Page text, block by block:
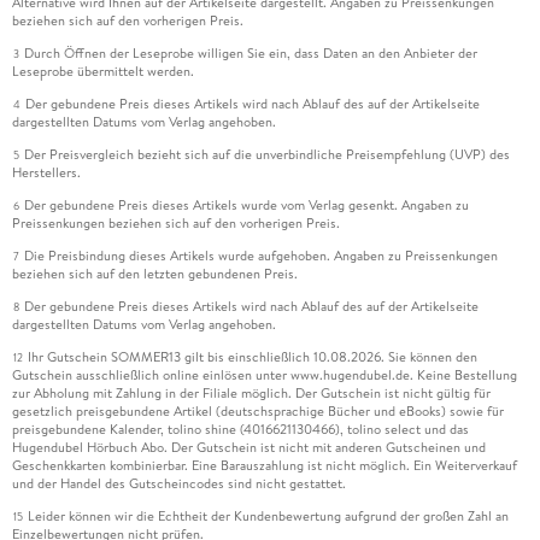
beziehen sich auf den vorherigen Preis.
3 Durch Öffnen der Leseprobe willigen Sie ein, dass Daten an den Anbieter der
Leseprobe übermittelt werden.
4 Der gebundene Preis dieses Artikels wird nach Ablauf des auf der Artikelseite
dargestellten Datums vom Verlag angehoben.
5 Der Preisvergleich bezieht sich auf die unverbindliche Preisempfehlung (UVP) des
Herstellers.
6 Der gebundene Preis dieses Artikels wurde vom Verlag gesenkt. Angaben zu
Preissenkungen beziehen sich auf den vorherigen Preis.
7 Die Preisbindung dieses Artikels wurde aufgehoben. Angaben zu Preissenkungen
beziehen sich auf den letzten gebundenen Preis.
8 Der gebundene Preis dieses Artikels wird nach Ablauf des auf der Artikelseite
dargestellten Datums vom Verlag angehoben.
12 Ihr Gutschein SOMMER13 gilt bis einschließlich 10.08.2026. Sie können den
Gutschein ausschließlich online einlösen unter www.hugendubel.de. Keine Bestellung
zur Abholung mit Zahlung in der Filiale möglich. Der Gutschein ist nicht gültig für
gesetzlich preisgebundene Artikel (deutschsprachige Bücher und eBooks) sowie für
preisgebundene Kalender, tolino shine (4016621130466), tolino select und das
Hugendubel Hörbuch Abo. Der Gutschein ist nicht mit anderen Gutscheinen und
Geschenkkarten kombinierbar. Eine Barauszahlung ist nicht möglich. Ein Weiterverkauf
und der Handel des Gutscheincodes sind nicht gestattet.
15 Leider können wir die Echtheit der Kundenbewertung aufgrund der großen Zahl an
Einzelbewertungen nicht prüfen.